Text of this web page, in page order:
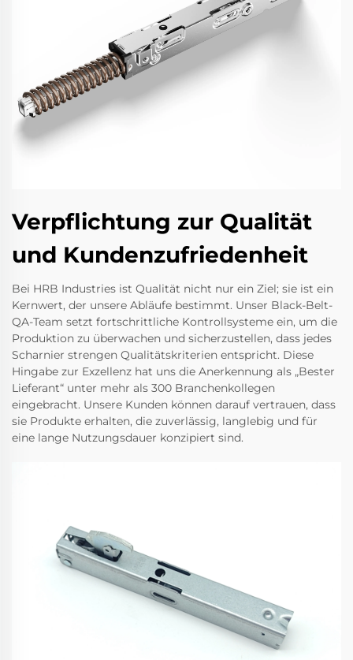
Verpflichtung zur Qualität
und Kundenzufriedenheit
Bei HRB Industries ist Qualität nicht nur ein Ziel; sie ist ein
Kernwert, der unsere Abläufe bestimmt. Unser Black-Belt-
QA-Team setzt fortschrittliche Kontrollsysteme ein, um die
Produktion zu überwachen und sicherzustellen, dass jedes
Scharnier strengen Qualitätskriterien entspricht. Diese
Hingabe zur Exzellenz hat uns die Anerkennung als „Bester
Lieferant“ unter mehr als 300 Branchenkollegen
eingebracht. Unsere Kunden können darauf vertrauen, dass
sie Produkte erhalten, die zuverlässig, langlebig und für
eine lange Nutzungsdauer konzipiert sind.